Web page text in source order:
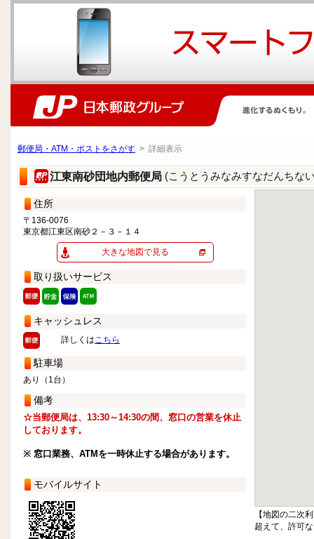
郵便局・ATM・ポストをさがす > 詳細表示
江東南砂団地内郵便局 (こうとうみなみすなだんちな
住所
〒136-0076
東京都江東区南砂２－３－１４
大きな地図で見る
取り扱いサービス
キャッシュレス
詳しくはこちら
駐車場
あり（1台）
備考
☆当郵便局は、13:30～14:30の間、窓口の営業を休止
しております。
※ 窓口業務、ATMを一時休止する場合があります。
モバイルサイト
【地図の二次
超えて、許可